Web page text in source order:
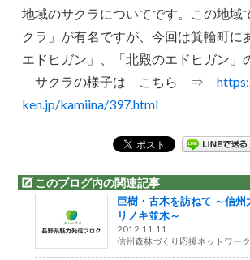
地域のサクラについてです。この地域
クラ」が有名ですが、今回は箕輪町に
エドヒガン」、「北殿のエドヒガン」
サクラの様子は こちら ⇒
ken.jp/kamiina/397.html
このブログ内の関連記事
巨樹・古木を訪ねて ～信
リノキ並木～
2012.11.11
信州森林づくり応援ネットワーク